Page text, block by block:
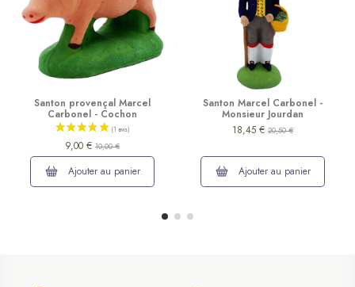
Santon provençal Marcel
Carbonel - Cochon
9,00 € 10,00 €
Ajouter au panier
Santon Marcel Carbonel -
Monsieur Jourdan
18,45 € 20,50 €
Ajouter au panier